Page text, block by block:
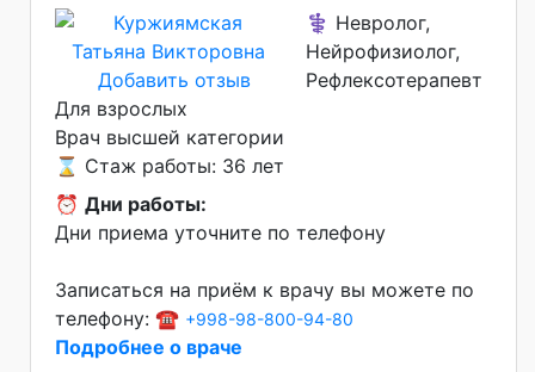
Добавить отзыв
⚕️ Невролог,
Нейрофизиолог,
Рефлексотерапевт
Для взрослых
Врач высшей категории
⌛ Стаж работы: 36 лет
⏰ Дни работы:
Дни приема уточните по телефону
Записаться на приём к врачу вы можете по
телефону: ☎️ +998-98-800-94-80
Подробнее о враче